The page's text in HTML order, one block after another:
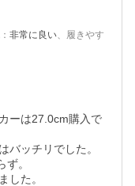
： 非常に良い、 履きやす
ーは27.0cm購入で
バッチリでした。
。
した。